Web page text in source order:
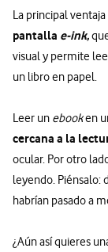
La principal
pantalla e-ink,
visual y permite
un libro en papel.
Leer un ebooken
cercana a la
ocular. Por otro
leyendo. Piénsalo:
habrían pasado a
¿Aún así quieres